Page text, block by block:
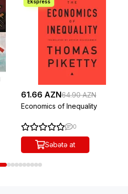
61.66 AZN64.90 AZN
Economics of Inequality
0
Səbətə at